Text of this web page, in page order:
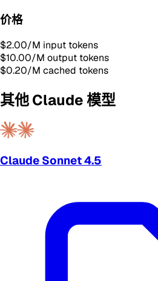
价格
$2.00/M input tokens
$10.00/M output tokens
$0.20/M cached tokens
其他 Claude 模型
Claude Sonnet 4.5